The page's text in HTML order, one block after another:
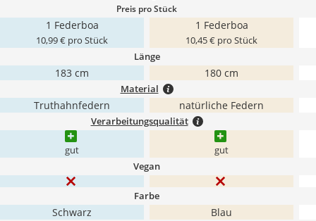
Preis pro Stück
1 Federboa
10,99 € pro Stück
1 Federboa
10,45 € pro Stück
Länge
183 cm 180 cm
Material
Truthahnfedern natürliche Federn
Verarbeitungsqualität
gut gut
Vegan
Farbe
Schwarz Blau